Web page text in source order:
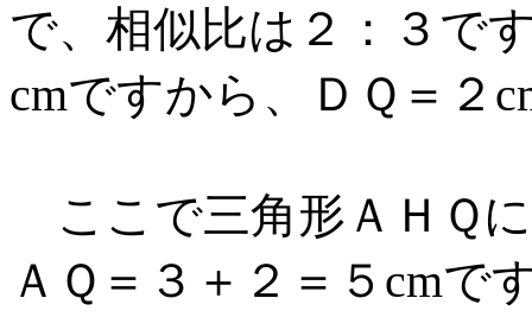
で、相似比は２：３で
cmですから、ＤＱ＝２
ここで三角形ＡＨＱ
ＡＱ＝３＋２＝５cmで